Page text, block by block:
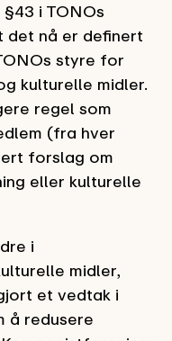
i TONOs
nå er definert
styre for
kulturelle midler.
regel som
(fra hver
forslag om
eller kulturelle
i
midler,
et vedtak i
å redusere